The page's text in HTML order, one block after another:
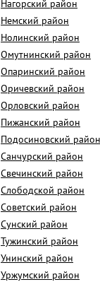
Нагорский район
Немский район
Нолинский район
Омутнинский район
Опаринский район
Оричевский район
Орловский район
Пижанский район
Подосиновский район
Санчурский район
Свечинский район
Слободской район
Советский район
Сунский район
Тужинский район
Унинский район
Уржумский район